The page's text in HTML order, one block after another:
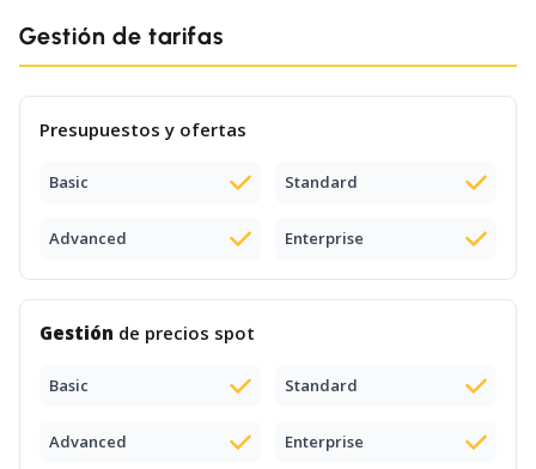
Gestión de tarifas
Presupuestos y ofertas
Basic Standard
Advanced Enterprise
Gestión de precios spot
Basic Standard
Advanced Enterprise